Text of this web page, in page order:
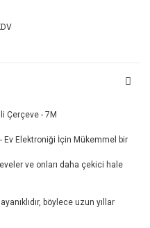
Çerçeve - 7M
Ev Elektroniği İçin Mükemmel bir
ve onları daha çekici hale
böylece uzun yıllar